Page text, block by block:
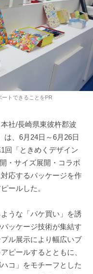
トできることをPR
社/長崎県東彼杵郡波
は、6月24日～6月26日
回「ときめくデザイン
・サイズ展開・コラボ
応するパッケージを作
ールした。
うな「パケ買い」を誘
ッケージ技術が集結す
ル展示により幅広いブ
ピールするとともに、
コ」をモチーフとした